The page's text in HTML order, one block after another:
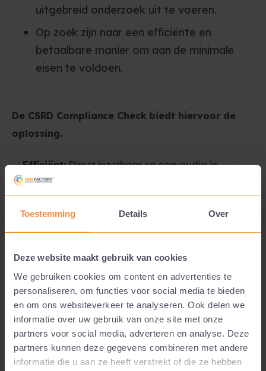
Toestemming Details Over
Deze website maakt gebruik van cookies
We gebruiken cookies om content en advertenties te
personaliseren, om functies voor social media te bieden
en om ons websiteverkeer te analyseren. Ook delen we
informatie over uw gebruik van onze site met onze
partners voor social media, adverteren en analyse. Deze
partners kunnen deze gegevens combineren met andere
informatie die u aan ze heeft verstrekt of die ze hebben
uitgebreid onderzoek uit te voeren.
Op zoek zijn naar een efficiënte en
betaalbare manier om aan de minimale
eisen te voldoen.
De CSRD Compliance Check biedt hiervoor de
oplossing.
✅Efficiënt:Direct inzetbaar en eenvoudig in
gebruik.
✅Snel:Binnen enkele werkdagen je rapport.
✅Betaalbaar: Vanaf slechts €1.500.
volledige Fan Scan
de beste keuze. Hiermee krijg je
diepgaande inzichten en strategisch advies om
structurele verbeteringen te realiseren.